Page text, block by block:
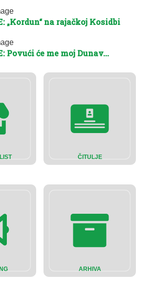
ČITULJE
ARHIVA
„Kordun“ na rajačkoj Kosidbi
Povući će me moj Dunav…